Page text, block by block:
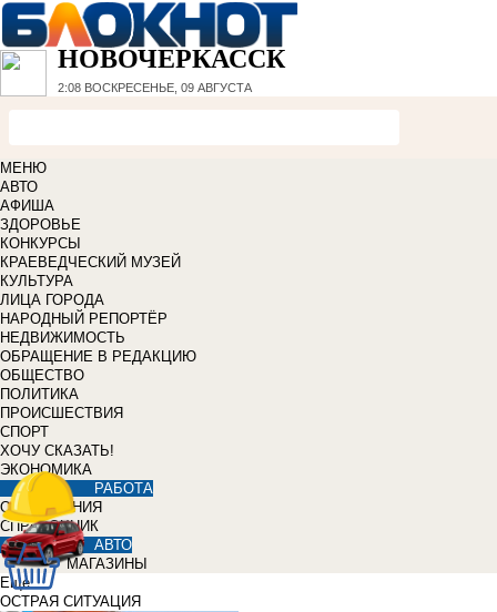
НОВОЧЕРКАССК
2:08 ВОСКРЕСЕНЬЕ, 09 АВГУСТА
МЕНЮ
АВТО
АФИША
ЗДОРОВЬЕ
КОНКУРСЫ
КРАЕВЕДЧЕСКИЙ МУЗЕЙ
КУЛЬТУРА
ЛИЦА ГОРОДА
НАРОДНЫЙ РЕПОРТЁР
НЕДВИЖИМОСТЬ
ОБРАЩЕНИЕ В РЕДАКЦИЮ
ОБЩЕСТВО
ПОЛИТИКА
ПРОИСШЕСТВИЯ
СПОРТ
ХОЧУ СКАЗАТЬ!
ЭКОНОМИКА
РАБОТА
ОБЪЯВЛЕНИЯ
СПРАВОЧНИК
АВТО
МАГАЗИНЫ
Еще
ОСТРАЯ СИТУАЦИЯ